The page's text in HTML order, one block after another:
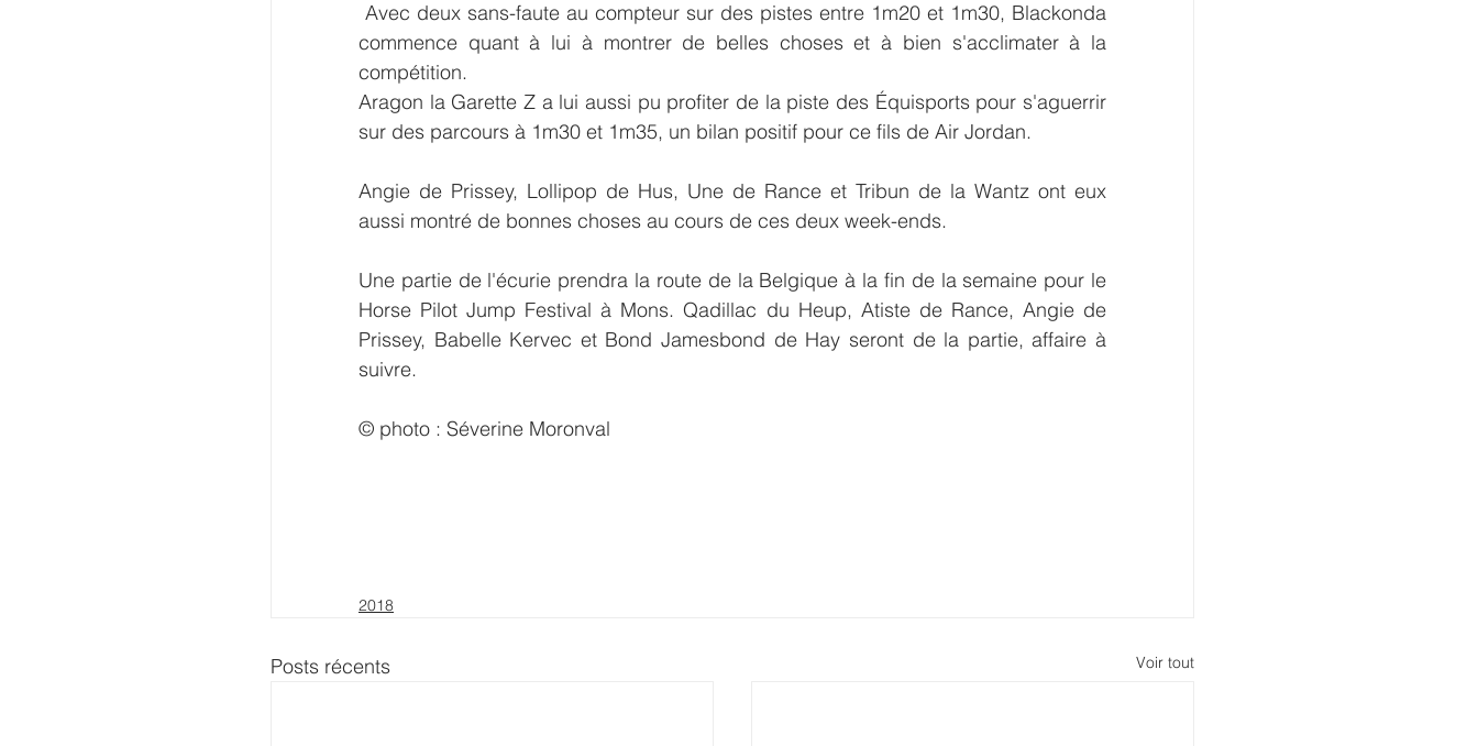
commence quant à lui à montrer de belles choses et à bien s'acclimater à la
compétition.
Aragon la Garette Z a lui aussi pu profiter de la piste des Équisports pour s'aguerrir
sur des parcours à 1m30 et 1m35, un bilan positif pour ce fils de Air Jordan.
Angie de Prissey, Lollipop de Hus, Une de Rance et Tribun de la Wantz ont eux
aussi montré de bonnes choses au cours de ces deux week-ends.
Une partie de l'écurie prendra la route de la Belgique à la fin de la semaine pour le
Horse Pilot Jump Festival à Mons. Qadillac du Heup, Atiste de Rance, Angie de
Prissey, Babelle Kervec et Bond Jamesbond de Hay seront de la partie, affaire à
suivre.
© photo : Séverine Moronval
2018
Posts récents Voir tout